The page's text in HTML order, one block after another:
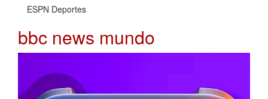
ESPN Deportes
bbc news mundo